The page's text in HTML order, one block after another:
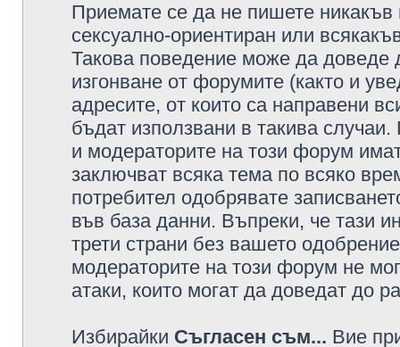
Приемате се да не пишете никакъв
сексуално-ориентиран или
Такова поведение може да доведе
изгонване от форумите (както и
адресите, от които са направени
бъдат използвани в такива
и модераторите на този форум
заключват всяка тема по всяко
потребител одобрявате
във база данни. Въпреки, че тази
трети страни без вашето
модераторите на този форум не
атаки, които могат да доведат до
Избирайки Съгласен съм... Вие